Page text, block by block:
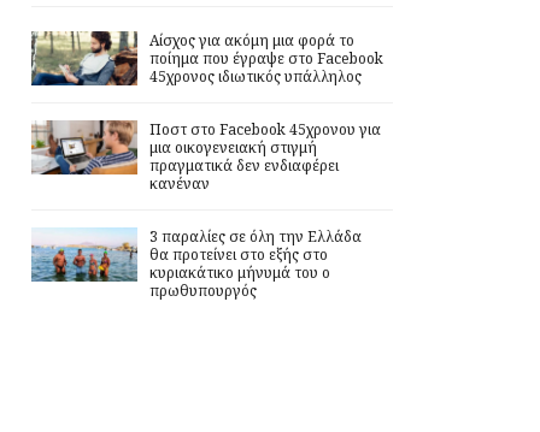
Αίσχος για ακόμη μια φορά το
ποίημα που έγραψε στο Facebook
45χρονος ιδιωτικός υπάλληλος
Ποστ στο Facebook 45χρονου για
μια οικογενειακή στιγμή
πραγματικά δεν ενδιαφέρει
κανέναν
3 παραλίες σε όλη την Ελλάδα
θα προτείνει στο εξής στο
κυριακάτικο μήνυμά του ο
πρωθυπουργός